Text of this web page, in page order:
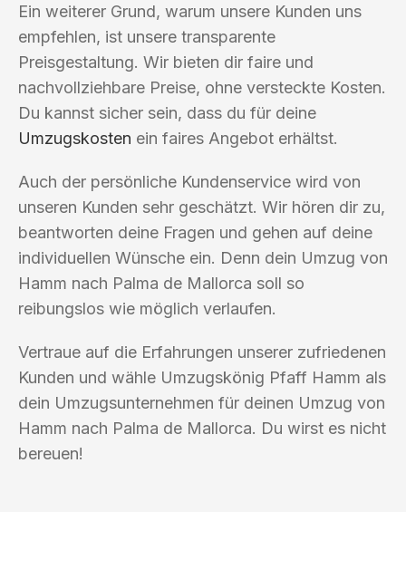
Ein weiterer Grund, warum unsere Kunden uns
empfehlen, ist unsere transparente
Preisgestaltung. Wir bieten dir faire und
nachvollziehbare Preise, ohne versteckte Kosten.
Du kannst sicher sein, dass du für deine
Umzugskosten ein faires Angebot erhältst.
Auch der persönliche Kundenservice wird von
unseren Kunden sehr geschätzt. Wir hören dir zu,
beantworten deine Fragen und gehen auf deine
individuellen Wünsche ein. Denn dein Umzug von
Hamm nach Palma de Mallorca soll so
reibungslos wie möglich verlaufen.
Vertraue auf die Erfahrungen unserer zufriedenen
Kunden und wähle Umzugskönig Pfaff Hamm als
dein Umzugsunternehmen für deinen Umzug von
Hamm nach Palma de Mallorca. Du wirst es nicht
bereuen!